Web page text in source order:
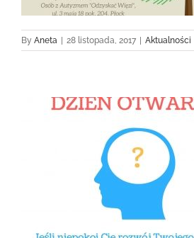
By Aneta 28 listopada, 2017 Aktualności